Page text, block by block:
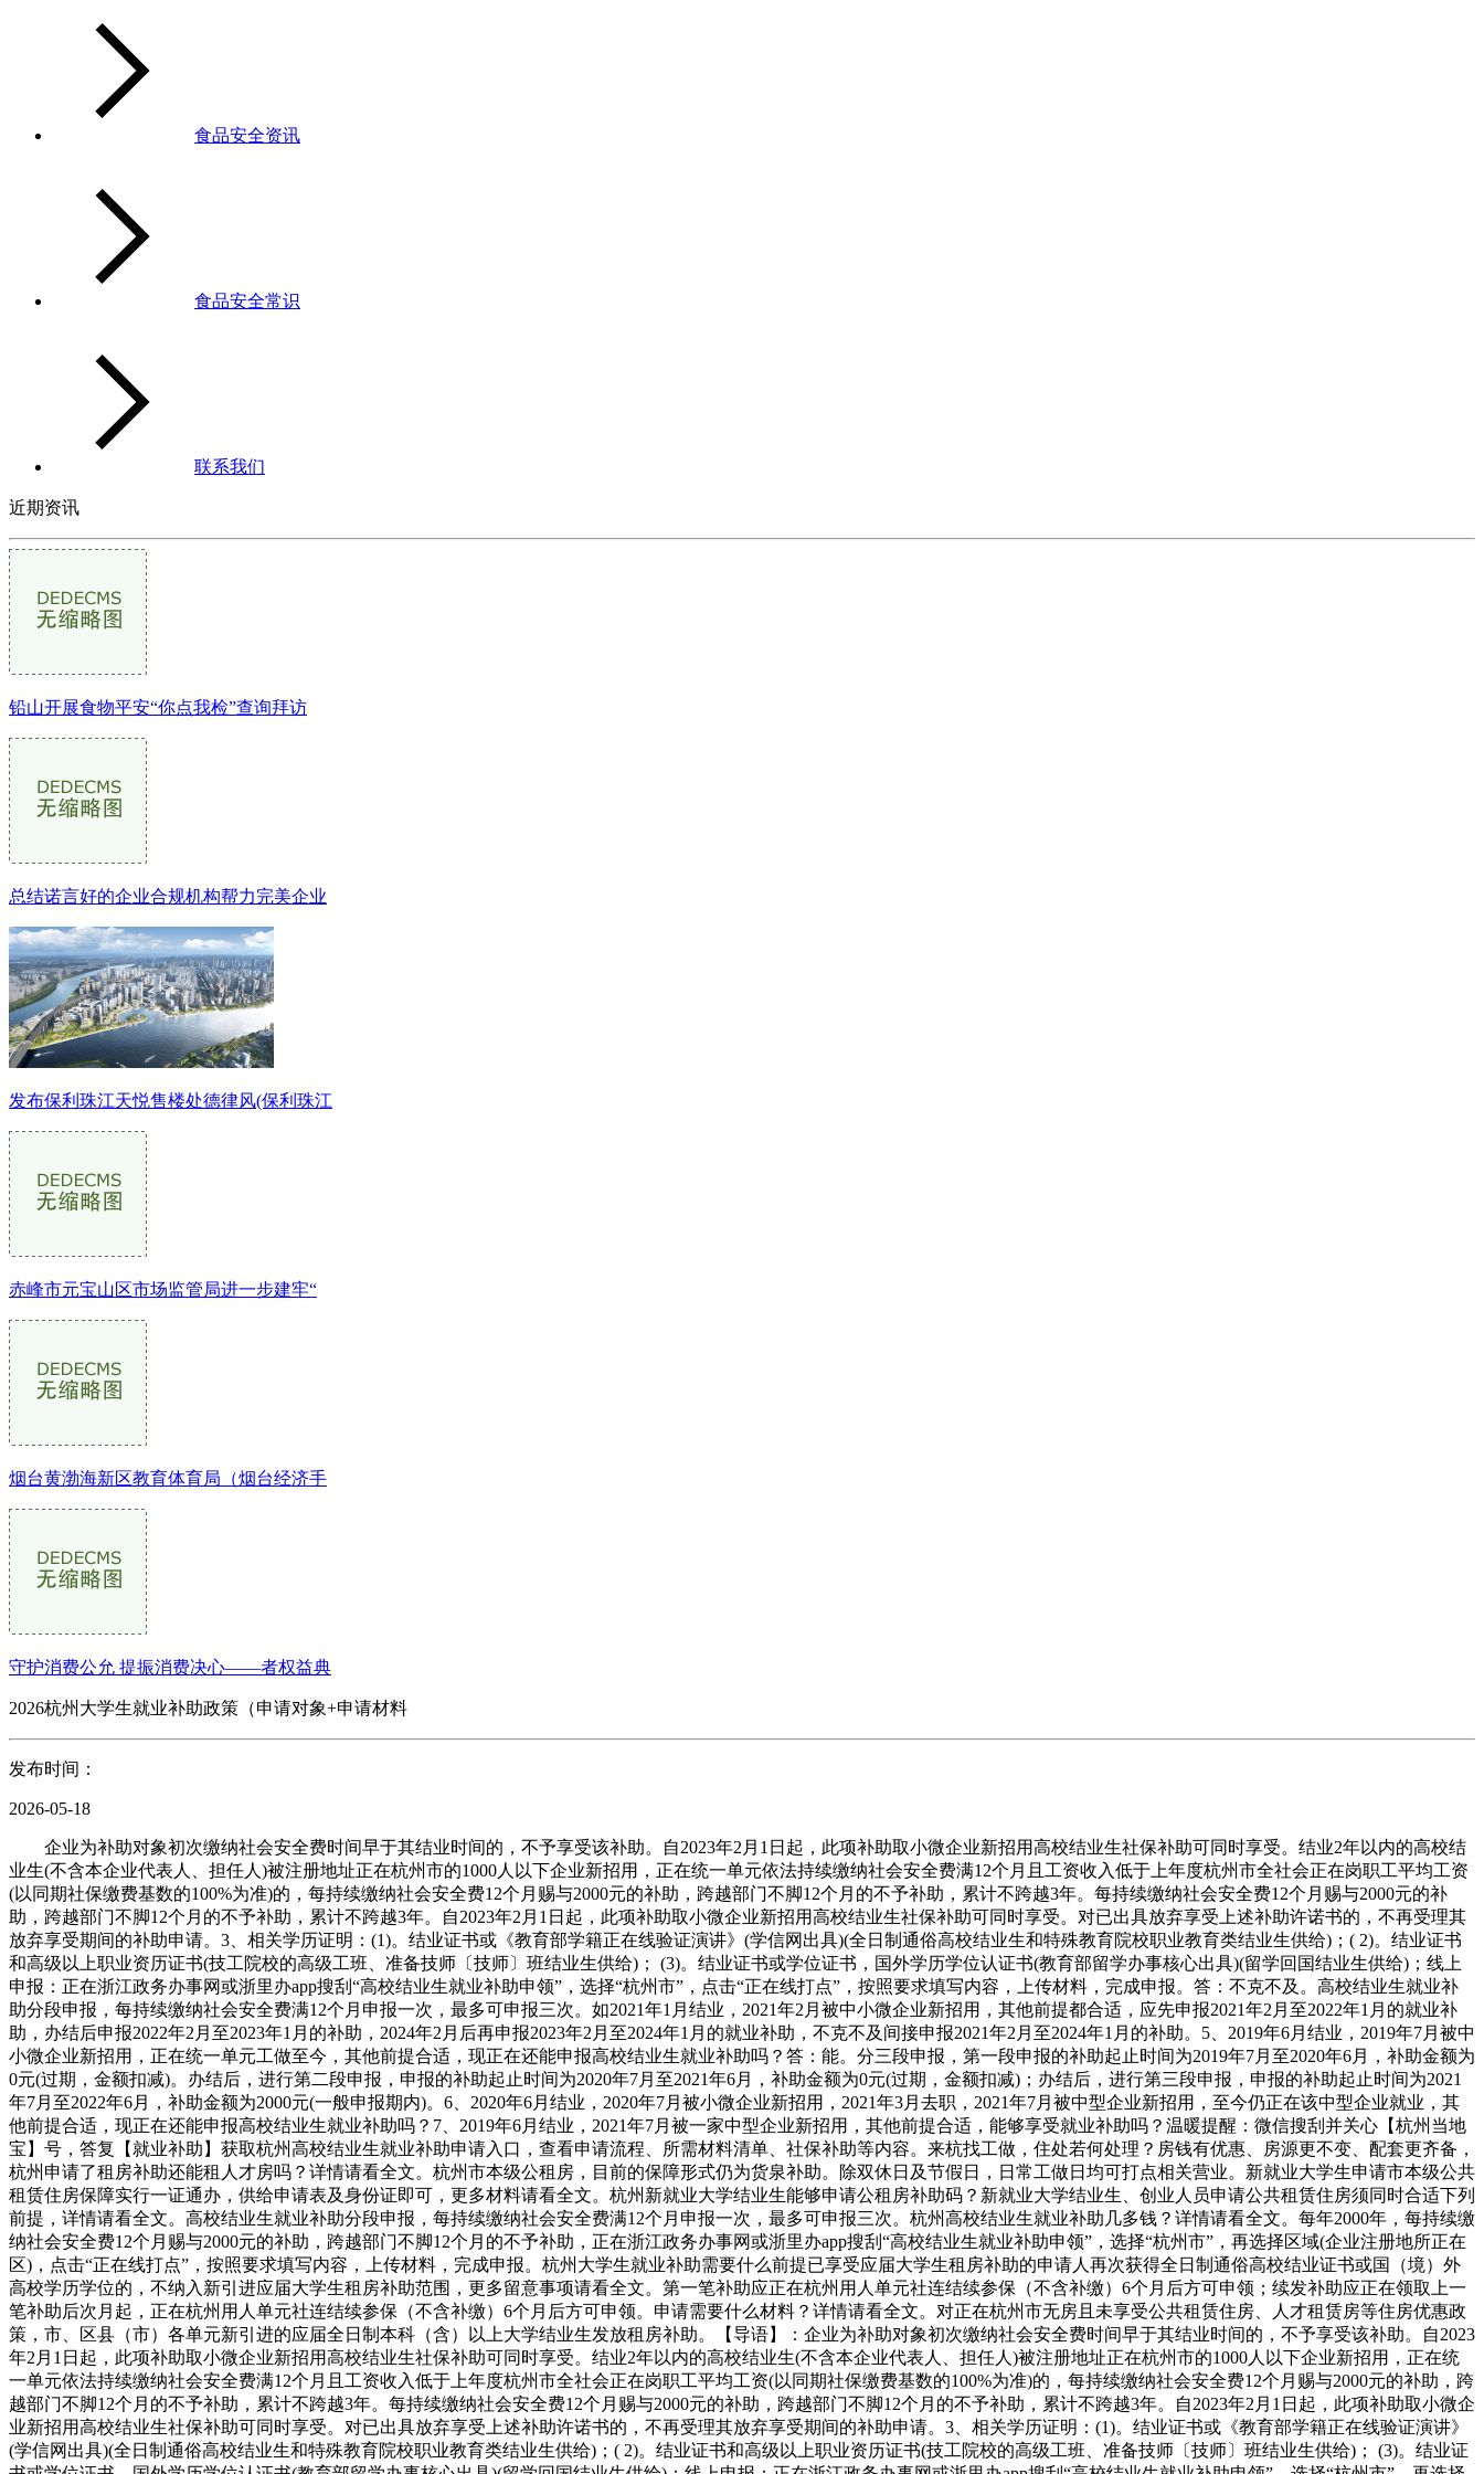
食品安全资讯
食品安全常识
联系我们
近期资讯
铅山开展食物平安“你点我检”查询拜访
总结诺言好的企业合规机构帮力完美企业
发布保利珠江天悦售楼处德律风(保利珠江
赤峰市元宝山区市场监管局进一步建牢“
烟台黄渤海新区教育体育局（烟台经济手
守护消费公允 提振消费决心——者权益典
2026杭州大学生就业补助政策（申请对象+申请材料
发布时间：
2026-05-18
企业为补助对象初次缴纳社会安全费时间早于其结业时间的，不予享受该补助。自2023年2月1日起，此项补助取小微企业新招用高校结业生社保补助可同时享受。结业2年以内的高校结
业生(不含本企业代表人、担任人)被注册地址正在杭州市的1000人以下企业新招用，正在统一单元依法持续缴纳社会安全费满12个月且工资收入低于上年度杭州市全社会正在岗职工平均工资
(以同期社保缴费基数的100%为准)的，每持续缴纳社会安全费12个月赐与2000元的补助，跨越部门不脚12个月的不予补助，累计不跨越3年。每持续缴纳社会安全费12个月赐与2000元的补
助，跨越部门不脚12个月的不予补助，累计不跨越3年。自2023年2月1日起，此项补助取小微企业新招用高校结业生社保补助可同时享受。对已出具放弃享受上述补助许诺书的，不再受理其
放弃享受期间的补助申请。3、相关学历证明：(1)。结业证书或《教育部学籍正在线验证演讲》(学信网出具)(全日制通俗高校结业生和特殊教育院校职业教育类结业生供给)；( 2)。结业证书
和高级以上职业资历证书(技工院校的高级工班、准备技师〔技师〕班结业生供给)； (3)。结业证书或学位证书，国外学历学位认证书(教育部留学办事核心出具)(留学回国结业生供给)；线上
申报：正在浙江政务办事网或浙里办app搜刮“高校结业生就业补助申领”，选择“杭州市”，点击“正在线打点”，按照要求填写内容，上传材料，完成申报。答：不克不及。高校结业生就业补
助分段申报，每持续缴纳社会安全费满12个月申报一次，最多可申报三次。如2021年1月结业，2021年2月被中小微企业新招用，其他前提都合适，应先申报2021年2月至2022年1月的就业补
助，办结后申报2022年2月至2023年1月的补助，2024年2月后再申报2023年2月至2024年1月的就业补助，不克不及间接申报2021年2月至2024年1月的补助。5、2019年6月结业，2019年7月被中
小微企业新招用，正在统一单元工做至今，其他前提合适，现正在还能申报高校结业生就业补助吗？答：能。分三段申报，第一段申报的补助起止时间为2019年7月至2020年6月，补助金额为
0元(过期，金额扣减)。办结后，进行第二段申报，申报的补助起止时间为2020年7月至2021年6月，补助金额为0元(过期，金额扣减)；办结后，进行第三段申报，申报的补助起止时间为2021
年7月至2022年6月，补助金额为2000元(一般申报期内)。6、2020年6月结业，2020年7月被小微企业新招用，2021年3月去职，2021年7月被中型企业新招用，至今仍正在该中型企业就业，其
他前提合适，现正在还能申报高校结业生就业补助吗？7、2019年6月结业，2021年7月被一家中型企业新招用，其他前提合适，能够享受就业补助吗？温暖提醒：微信搜刮并关心【杭州当地
宝】号，答复【就业补助】获取杭州高校结业生就业补助申请入口，查看申请流程、所需材料清单、社保补助等内容。来杭找工做，住处若何处理？房钱有优惠、房源更不变、配套更齐备，
杭州申请了租房补助还能租人才房吗？详情请看全文。杭州市本级公租房，目前的保障形式仍为货泉补助。除双休日及节假日，日常工做日均可打点相关营业。新就业大学生申请市本级公共
租赁住房保障实行一证通办，供给申请表及身份证即可，更多材料请看全文。杭州新就业大学结业生能够申请公租房补助码？新就业大学结业生、创业人员申请公共租赁住房须同时合适下列
前提，详情请看全文。高校结业生就业补助分段申报，每持续缴纳社会安全费满12个月申报一次，最多可申报三次。杭州高校结业生就业补助几多钱？详情请看全文。每年2000年，每持续缴
纳社会安全费12个月赐与2000元的补助，跨越部门不脚12个月的不予补助，正在浙江政务办事网或浙里办app搜刮“高校结业生就业补助申领”，选择“杭州市”，再选择区域(企业注册地所正在
区)，点击“正在线打点”，按照要求填写内容，上传材料，完成申报。杭州大学生就业补助需要什么前提已享受应届大学生租房补助的申请人再次获得全日制通俗高校结业证书或国（境）外
高校学历学位的，不纳入新引进应届大学生租房补助范围，更多留意事项请看全文。第一笔补助应正在杭州用人单元社连结续参保（不含补缴）6个月后方可申领；续发补助应正在领取上一
笔补助后次月起，正在杭州用人单元社连结续参保（不含补缴）6个月后方可申领。申请需要什么材料？详情请看全文。对正在杭州市无房且未享受公共租赁住房、人才租赁房等住房优惠政
策，市、区县（市）各单元新引进的应届全日制本科（含）以上大学结业生发放租房补助。【导语】：企业为补助对象初次缴纳社会安全费时间早于其结业时间的，不予享受该补助。自2023
年2月1日起，此项补助取小微企业新招用高校结业生社保补助可同时享受。结业2年以内的高校结业生(不含本企业代表人、担任人)被注册地址正在杭州市的1000人以下企业新招用，正在统
一单元依法持续缴纳社会安全费满12个月且工资收入低于上年度杭州市全社会正在岗职工平均工资(以同期社保缴费基数的100%为准)的，每持续缴纳社会安全费12个月赐与2000元的补助，跨
越部门不脚12个月的不予补助，累计不跨越3年。每持续缴纳社会安全费12个月赐与2000元的补助，跨越部门不脚12个月的不予补助，累计不跨越3年。自2023年2月1日起，此项补助取小微企
业新招用高校结业生社保补助可同时享受。对已出具放弃享受上述补助许诺书的，不再受理其放弃享受期间的补助申请。3、相关学历证明：(1)。结业证书或《教育部学籍正在线验证演讲》
(学信网出具)(全日制通俗高校结业生和特殊教育院校职业教育类结业生供给)；( 2)。结业证书和高级以上职业资历证书(技工院校的高级工班、准备技师〔技师〕班结业生供给)； (3)。结业证